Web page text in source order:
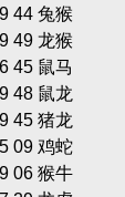
44 兔猴
49 龙猴
45 鼠马
48 鼠龙
45 猪龙
09 鸡蛇
06 猴牛